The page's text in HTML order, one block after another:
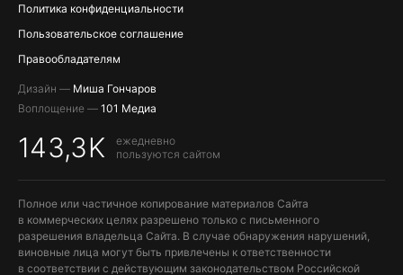
Политика конфиденциальности
Пользовательское соглашение
Правообладателям
Дизайн — Миша Гончаров
Воплощение — 101 Медиа
143,3K
ежедневно
пользуются сайтом
Полное или частичное копирование материалов Сайта
в коммерческих целях разрешено только с письменного
разрешения владельца Сайта. В случае обнаружения нарушений,
виновные лица могут быть привлечены к ответственности
в соответствии с действующим законодательством Российской